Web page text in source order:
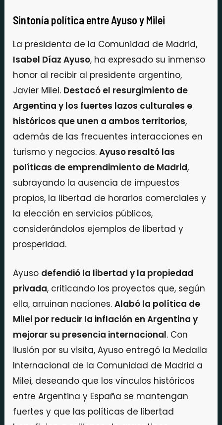
Sintonía política entre Ayuso y Milei
La presidenta de la Comunidad de Madrid,
Isabel Díaz Ayuso, ha expresado su inmenso
honor al recibir al presidente argentino,
Javier Milei. Destacó el resurgimiento de
Argentina y los fuertes lazos culturales e
históricos que unen a ambos territorios,
además de las frecuentes interacciones en
turismo y negocios.Ayuso resaltó las
políticas de emprendimiento de Madrid,
subrayando la ausencia de impuestos
propios, la libertad de horarios comerciales y
la elección en servicios públicos,
considerándolos ejemplos de libertad y
prosperidad.
Ayuso defendió la libertad y la propiedad
privada, criticando los proyectos que, según
ella, arruinan naciones.Alabó la política de
Milei por reducir la inflación en Argentina y
mejorar su presencia internacional. Con
ilusión por su visita, Ayuso entregó la Medalla
Internacional de la Comunidad de Madrid a
Milei, deseando que los vínculos históricos
entre Argentina y España se mantengan
fuertes y que las políticas de libertad